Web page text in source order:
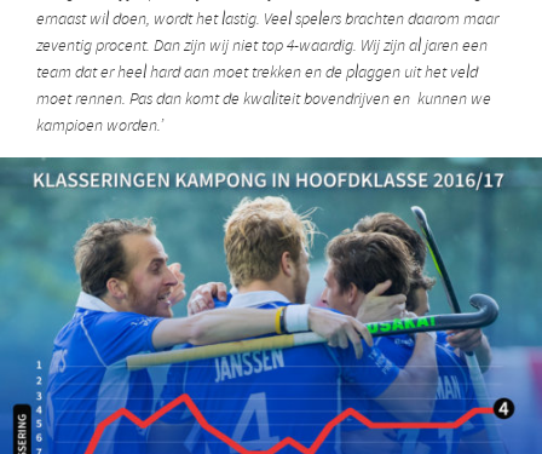
ernaast wil doen, wordt het lastig. Veel spelers brachten daarom maar
zeventig procent. Dan zijn wij niet top 4-waardig. Wij zijn al jaren een
team dat er heel hard aan moet trekken en de plaggen uit het veld
moet rennen. Pas dan komt de kwaliteit bovendrijven en kunnen we
kampioen worden.’